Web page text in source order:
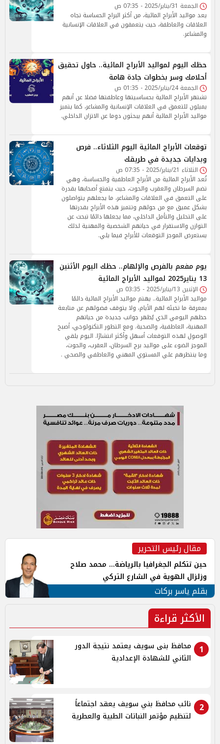
الجمعة 31/يناير/2025 - 07:35 ص
يعد مواليد الأبراج المائية، من أكثر البراج الحساسة تجاه
العلاقات والعاطفة، حيث يتعمقون في العلاقات الإنسانية
والمشاعر.
حظك اليوم لمواليد الأبراج المائية.. حاول تحقيق
أحلامك وسر بخطوات جادة هامة
الجمعة 24/يناير/2025 - 01:35 ص
تشتهر الأبراج المائية بحساسيتها وعاطفتها فضلا عن أنهم
يميلون للتعمق في العلاقات الإنسانية والمشاعر، كما يتميز
مواليد الأبراج المائية أنهم يبحثون دوما عن الاتزان الداخلي.
توقعات الأبراج المائية اليوم الثلاثاء.. فرص
وبدايات جديدة في طريقك
الثلاثاء 21/يناير/2025 - 07:35 ص
تُعد الأبراج المائية من الأبراج العاطفية والحساسة، وهي
تضم السرطان والعقرب والحوت، حيث يتمتع أصحابها بقدرة
على التعمق في العلاقات والمشاعر، ما يجعلهم يتواصلون
بشكل عميق مع من حولهم وتتميز هذه الأبراج بقدرتها
على التحليل والتأمل الداخلي، مما يجعلها دائمًا تبحث عن
التوازن والاستقرار في حياتهم الشخصية والمهنية لذلك
يستعرض الموجز التوقعات للأبراج فيما يلي.
يوم مفعم بالفرص والإلهام.. حظك اليوم الأثنين
13 يناير2025 لمواليد الأبراج المائية
الإثنين 13/يناير/2025 - 03:35 ص
مواليد الأبراج المائية.. يهتم مواليد الأبراج المائية دائمًا
بمعرفة ما تخبئه لهم الأيام، ولا يتوقف فضولهم عن متابعة
حظهم اليومي الذي يُظهر جوانب جديدة من حياتهم
المهنية، العاطفية، والصحية. ومع التطور التكنولوجي، أصبح
الوصول لهذه التوقعات أسهل وأكثر انتشارًا. اليوم يلقي
الموجز الضوء على مواليد برج السرطان، العقرب، والحوت،
وما ينتظرهم علي المستوي المهني والعاطفي والصحي .
مقال رئيس التحرير
حين تتكلم الجغرافيا بالرياضة... محمد صلاح
وزلزال الهوية في الشارع التركي
بقلم ياسر بركات
الأكثر قراءة
1
محافظ بنى سويف يعتمد نتيجة الدور
الثاني للشهادة الإعدادية
2
نائب محافظ بني سويف يعقد اجتماعاً
لتنظيم مؤتمر النباتات الطبية والعطرية